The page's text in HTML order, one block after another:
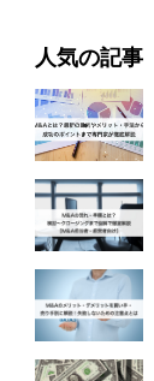
人気の記事